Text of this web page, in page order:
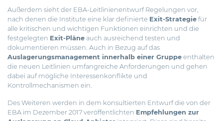
Außerdem sieht der EBA-Leitlinienentwurf Regelungen vor,
nach denen die Institute eine klar definierte Exit-Strategie für
alle kritischen und wichtigen Funktionen einrichten und die
festgelegten Exit-Pläne auch ausreichend testen und
dokumentieren müssen. Auch in Bezug auf das
Auslagerungsmanagement innerhalb einer Gruppe enthalten
die neuen Leitlinien umfangreiche Anforderungen und gehen
dabei auf mögliche Interessenkonflikte und
Kontrollmechanismen ein.
Des Weiteren werden in dem konsultierten Entwurf die von der
EBA im Dezember 2017 veröffentlichten Empfehlungen zur